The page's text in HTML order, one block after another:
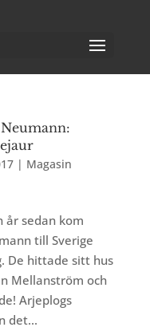
| Magasin
år sedan kom
till Sverige
De hittade sitt hus
Mellanström och
Arjeplogs
det...